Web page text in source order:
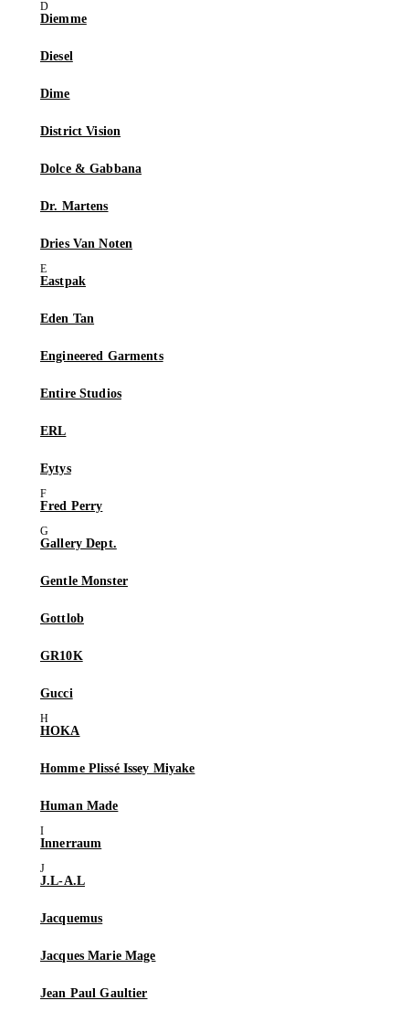
Diemme
Diesel
Dime
District Vision
Dolce & Gabbana
Dr. Martens
Dries Van Noten
Eastpak
Eden Tan
Engineered Garments
Entire Studios
ERL
Eytys
Fred Perry
Gallery Dept.
Gentle Monster
Gottlob
GR10K
Gucci
HOKA
Homme Plissé Issey Miyake
Human Made
Innerraum
J.L-A.L
Jacquemus
Jacques Marie Mage
Jean Paul Gaultier